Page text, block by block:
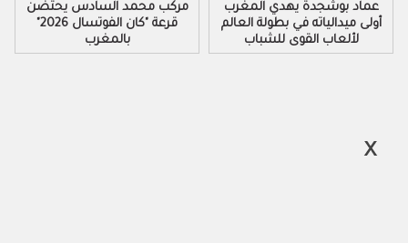
مركب محمد السادس يحتضن
قرعة "كان الفوتسال 2026"
بالمغرب
عماد بوشجدة يهدي المغرب
أولى ميدالياته في بطولة العالم
لألعاب القوى للشباب